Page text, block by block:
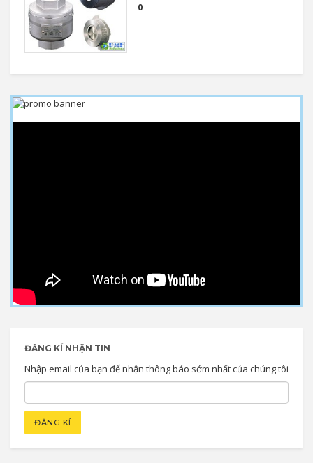
0
------------------------------------------
ĐĂNG KÍ NHẬN TIN
Nhập email của bạn để nhận thông báo sớm nhất của chúng tôi